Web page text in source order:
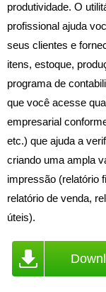
produtividade. O
profissional ajuda
seus clientes e
itens, estoque,
programa de
que você acesse
empresarial
etc.) que ajuda a
criando uma ampla
impressão (relatório
relatório de venda,
úteis).